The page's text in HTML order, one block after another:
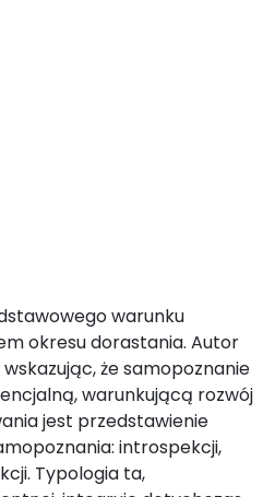
warunku
okresu dorastania. Autor
że samopoznanie
warunkującą rozwój
jest przedstawienie
introspekcji,
Typologia ta,